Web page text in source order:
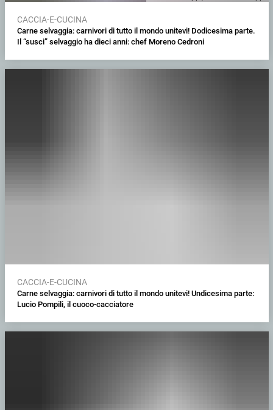
CACCIA-E-CUCINA
Carne selvaggia: carnivori di tutto il mondo unitevi! Dodicesima parte.
Il “susci” selvaggio ha dieci anni: chef Moreno Cedroni
CACCIA-E-CUCINA
Carne selvaggia: carnivori di tutto il mondo unitevi! Undicesima parte:
Lucio Pompili, il cuoco-cacciatore